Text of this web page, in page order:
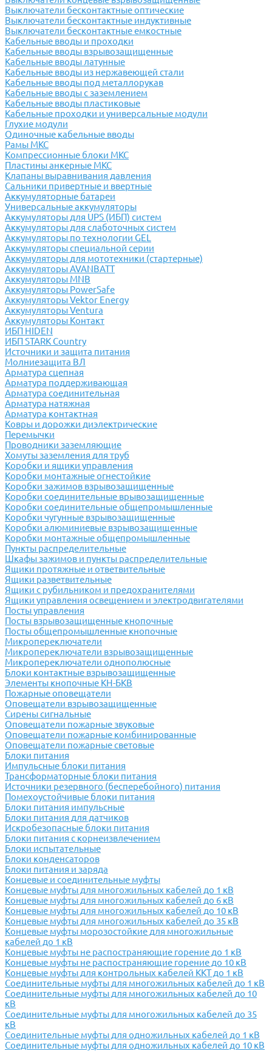
Выключатели бесконтактные оптические
Выключатели бесконтактные индуктивные
Выключатели бесконтактные емкостные
Кабельные вводы и проходки
Кабельные вводы взрывозащищенные
Кабельные вводы латунные
Кабельные вводы из нержавеющей стали
Кабельные вводы под металлорукав
Кабельные вводы с заземлением
Кабельные вводы пластиковые
Кабельные проходки и универсальные модули
Глухие модули
Одиночные кабельные вводы
Рамы МКС
Компрессионные блоки МКС
Пластины анкерные МКС
Клапаны выравнивания давления
Сальники привертные и ввертные
Аккумуляторные батареи
Универсальные аккумуляторы
Аккумуляторы для UPS (ИБП) систем
Аккумуляторы для слаботочных систем
Аккумуляторы по технологии GEL
Аккумуляторы специальной серии
Аккумуляторы для мототехники (стартерные)
Аккумуляторы AVANBATT
Аккумуляторы MNB
Аккумуляторы PowerSafe
Аккумуляторы Vektor Energy
Аккумуляторы Ventura
Аккумуляторы Контакт
ИБП HIDEN
ИБП STARK Country
Источники и защита питания
Молниезащита ВЛ
Арматура сцепная
Арматура поддерживающая
Арматура соединительная
Арматура натяжная
Арматура контактная
Ковры и дорожки диэлектрические
Перемычки
Проводники заземляющие
Хомуты заземления для труб
Коробки и ящики управления
Коробки монтажные огнестойкие
Коробки зажимов взрывозащищенные
Коробки соединительные врывозащищенные
Коробки соединительные общепромышленные
Коробки чугунные взрывозащищенные
Коробки алюминиевые взрывозащищенные
Коробки монтажные общепромышленные
Пункты распределительные
Шкафы зажимов и пункты распределительные
Ящики протяжные и ответвительные
Ящики разветвительные
Ящики с рубильником и предохранителями
Ящики управления освещением и электродвигателями
Посты управления
Посты взрывозащищенные кнопочные
Посты общепромышленные кнопочные
Микропереключатели
Микропереключатели взрывозащищенные
Микропереключатели однополюсные
Блоки контактные взрывозащищенные
Элементы кнопочные КН-БКВ
Пожарные оповещатели
Оповещатели взрывозащищенные
Сирены сигнальные
Оповещатели пожарные звуковые
Оповещатели пожарные комбинированные
Оповещатели пожарные световые
Блоки питания
Импульсные блоки питания
Трансформаторные блоки питания
Источники резервного (бесперебойного) питания
Помехоустойчивые блоки питания
Блоки питания импульсные
Блоки питания для датчиков
Искробезопасные блоки питания
Блоки питания с корнеизвлечением
Блоки испытательные
Блоки конденсаторов
Блоки питания и заряда
Концевые и соединительные муфты
Концевые муфты для многожильных кабелей до 1 кВ
Концевые муфты для многожильных кабелей до 6 кВ
Концевые муфты для многожильных кабелей до 10 кВ
Концевые муфты для многожильных кабелей до 35 кВ
Концевые муфты морозостойкие для многожильные
кабелей до 1 кВ
Концевые муфты не распостраняющие горение до 1 кВ
Концевые муфты не распостраняющие горение до 10 кВ
Концевые муфты для контрольных кабелей ККТ до 1 кВ
Соединительные муфты для многожильных кабелей до 1 кВ
Соединительные муфты для многожильных кабелей до 10
кВ
Соединительные муфты для многожильных кабелей до 35
кВ
Соединительные муфты для одножильных кабелей до 1 кВ
Соединительные муфты для одножильных кабелей до 10 кВ